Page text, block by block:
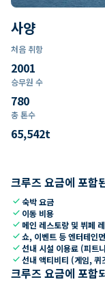
사양
처음 취항
2001
승무원 수
780
총 톤수
65,542t
크루즈 요금에 포함
check숙박 요금
check 이동 비용
check 메인 레스토랑 및 뷔페
check쇼, 이벤트 등 엔터테인
check선내 시설 이용료 (피트
check선내 액티비티 (게임, 퀴
크루즈 요금에 포함